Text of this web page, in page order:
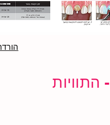
G-CEM One - התוויות